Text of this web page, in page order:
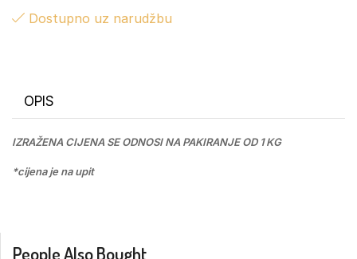
Dostupno uz narudžbu
OPIS
IZRAŽENA CIJENA SE ODNOSI NA PAKIRANJE OD 1 KG
*cijena je na upit
People Also Bought